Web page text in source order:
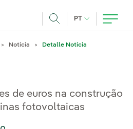
PT IDIOMA ATUAL,
Notícia Detalle Notícia
de euros na construção
fotovoltaicas